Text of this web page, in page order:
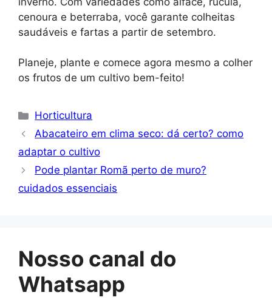
cenoura e beterraba, você garante colheitas
saudáveis e fartas a partir de setembro.
Planeje, plante e comece agora mesmo a colher
os frutos de um cultivo bem-feito!
Categorias
Horticultura
Abacateiro em clima seco: dá certo? como
adaptar o cultivo
Pode plantar Romã perto de muro?
cuidados essenciais
Nosso canal do
Whatsapp